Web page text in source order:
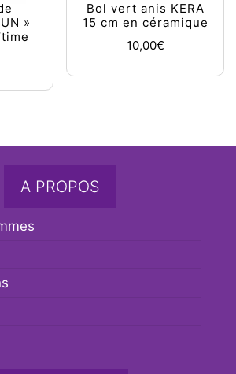
»
Bol vert anis KERA
15 cm en céramique
10,00€
A PROPOS